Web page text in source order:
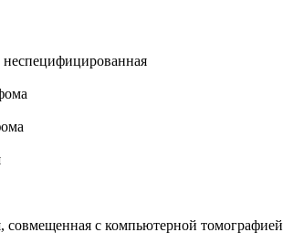
с компьютерной томографией